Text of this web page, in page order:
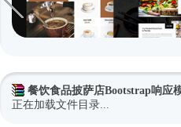
餐饮食品披萨店Bootstrap响应
正在加载文件目录...